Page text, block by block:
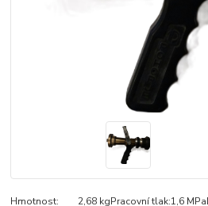
Hmotnost: 2,68 kgPracovní tlak:1,6